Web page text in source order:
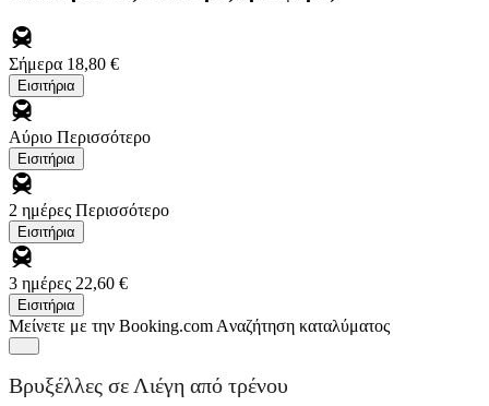
Σήμερα 18,80 €
Εισιτήρια
Αύριο Περισσότερο
Εισιτήρια
2 ημέρες Περισσότερο
Εισιτήρια
3 ημέρες 22,60 €
Εισιτήρια
Μείνετε με την Booking.com Aναζήτηση καταλύματος
Βρυξέλλες σε Λιέγη από τρένου